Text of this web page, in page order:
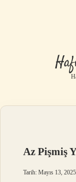
Az Pişmiş
Tarih: Mayıs 13, 2025